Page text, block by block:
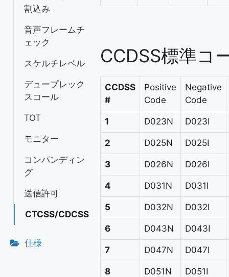
割込み
音声フレームチ
ェック
スケルチレベル
デュープレック
スコール
TOT
モニター
コンパンディン
グ
送信許可
CTCSS/CDCSS
仕様
CCDSS標準コ
CCDSS
#
Positive
Code
Negative
Code
1 D023N D023I
2 D025N D025I
3 D026N D026I
4 D031N D031I
5 D032N D032I
6 D043N D043I
7 D047N D047I
8 D051N D051I